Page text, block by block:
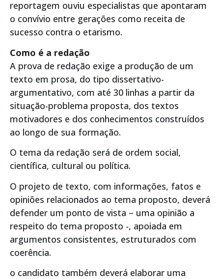
reportagem ouviu especialistas que apontaram
o convívio entre gerações como receita de
sucesso contra o etarismo.
Como é a redação
A prova de redação exige a produção de um
texto em prosa, do tipo dissertativo-
argumentativo, com até 30 linhas a partir da
situação-problema proposta, dos textos
motivadores e dos conhecimentos construídos
ao longo de sua formação.
O tema da redação será de ordem social,
científica, cultural ou política.
O projeto de texto, com informações, fatos e
opiniões relacionados ao tema proposto, deverá
defender um ponto de vista – uma opinião a
respeito do tema proposto -, apoiada em
argumentos consistentes, estruturados com
coerência.
o candidato também deverá elaborar uma